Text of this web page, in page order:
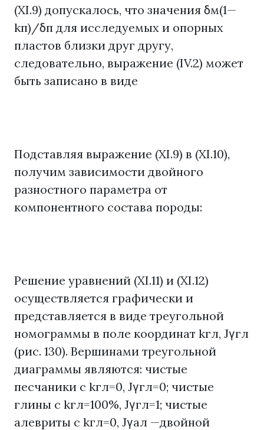
(XI.9) допускалось, что значения δм(1—
kп)/δп для исследуемых и опорных
пластов близки друг другу,
следовательно, выражение (IV.2) может
быть записано в виде
Подставляя выражение (XI.9) в (XI.10),
получим зависимости двойного
разностного параметра от
компонентного состава породы:
Решение уравнений (XI.11) и (XI.12)
осуществляется графически и
представляется в виде треугольной
номограммы в поле координат kгл, Jγгл
(рис. 130). Вершинами треугольной
диаграммы являются: чистые
песчаники с kгл=0, Jγгл=0; чистые
глины с kгл=100%, Jγгл=1; чистые
алевриты с kгл=0, Jγал —двойной